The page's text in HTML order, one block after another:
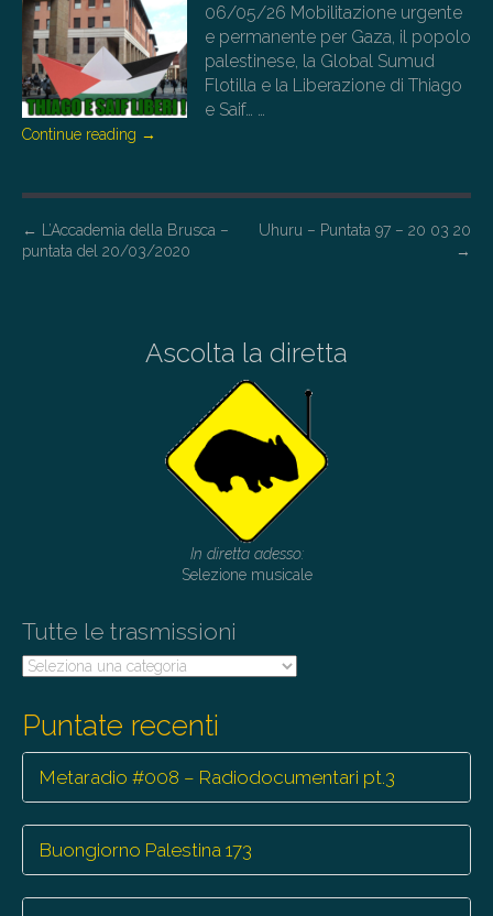
06/05/26 Mobilitazione urgente
e permanente per Gaza, il popolo
palestinese, la Global Sumud
Flotilla e la Liberazione di Thiago
e Saif… …
Continue reading →
P
o
n
←
L’Accademia della Brusca –
puntata del 20/03/2020
Uhuru – Puntata 97 – 20 03 20
→
Ascolta la diretta
In diretta adesso:
Selezione musicale
Tutte le trasmissioni
Tutte
Puntate recenti
Metaradio #008 – Radiodocumentari pt.3
Buongiorno Palestina 173